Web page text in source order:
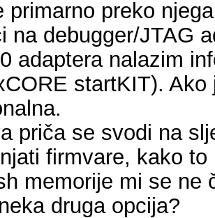
primarno preko
na debugger/JTAG
adaptera nalazim
startKIT).
priča se svodi na
firmvare, kako
memorije mi se ne
druga opcija?